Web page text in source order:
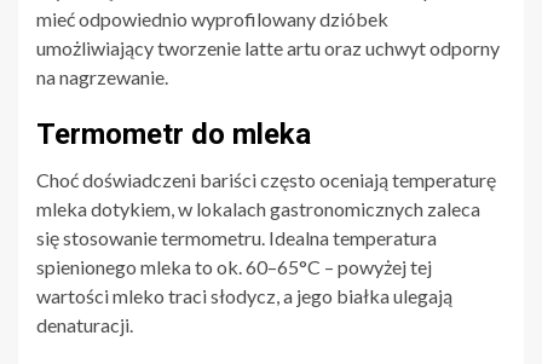
mieć odpowiednio wyprofilowany dzióbek
umożliwiający tworzenie latte artu oraz uchwyt odporny
na nagrzewanie.
Termometr do mleka
Choć doświadczeni bariści często oceniają temperaturę
mleka dotykiem, w lokalach gastronomicznych zaleca
się stosowanie termometru. Idealna temperatura
spienionego mleka to ok. 60–65°C – powyżej tej
wartości mleko traci słodycz, a jego białka ulegają
denaturacji.